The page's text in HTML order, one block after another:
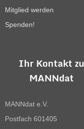
Mitglied werden
Spenden!
Ihr Kontakt zu
MANNdat
MANNdat e.V.
Postfach 601405